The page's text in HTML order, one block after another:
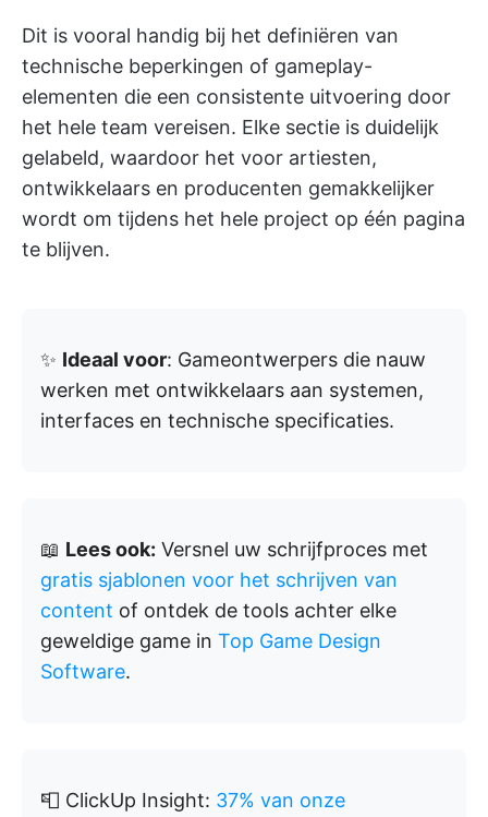
Dit is vooral handig bij het definiëren van
technische beperkingen of gameplay-
elementen die een consistente uitvoering door
het hele team vereisen. Elke sectie is duidelijk
gelabeld, waardoor het voor artiesten,
ontwikkelaars en producenten gemakkelijker
wordt om tijdens het hele project op één pagina
te blijven.
✨ Ideaal voor: Gameontwerpers die nauw
werken met ontwikkelaars aan systemen,
interfaces en technische specificaties.
📖 Lees ook: Versnel uw schrijfproces met
gratis sjablonen voor het schrijven van
content of ontdek de tools achter elke
geweldige game in Top Game Design
Software.
📮 ClickUp Insight: 37% van onze